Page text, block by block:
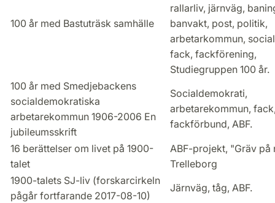
100 år med Bastuträsk samhälle
rallarliv, järnväg,
banvakt, post, politik,
arbetarkommun,
fack, fackförening,
Studiegruppen 100 år.
100 år med Smedjebackens
socialdemokratiska
arbetarekommun 1906-2006 En
jubileumsskrift
Socialdemokrati,
arbetarekommun,
fackförbund, ABF.
16 berättelser om livet på 1900-
talet
ABF-projekt, "Gräv på
Trelleborg
1900-talets SJ-liv (forskarcirkeln
pågår fortfarande 2017-08-10)
Järnväg, tåg, ABF.